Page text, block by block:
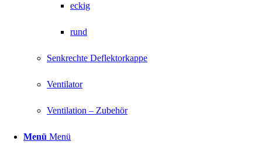
eckig
rund
Senkrechte Deflektorkappe
Ventilator
Ventilation – Zubehör
Menü Menü